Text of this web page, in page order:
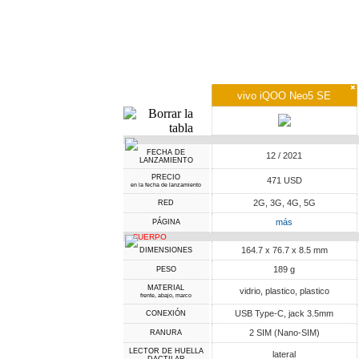
✖
vivo iQOO Neo5 SE
FECHA DE
LANZAMIENTO
12 / 2021
PRECIO
en la fecha de lanzamiento 471 USD
RED 2G, 3G, 4G, 5G
PÁGINA más
CUERPO
DIMENSIONES 164.7 x 76.7 x 8.5 mm
PESO 189 g
MATERIAL
frente, abajo, marco vidrio, plastico, plastico
CONEXIÓN USB Type-C, jack 3.5mm
RANURA 2 SIM (Nano-SIM)
LECTOR DE HUELLA
lateral